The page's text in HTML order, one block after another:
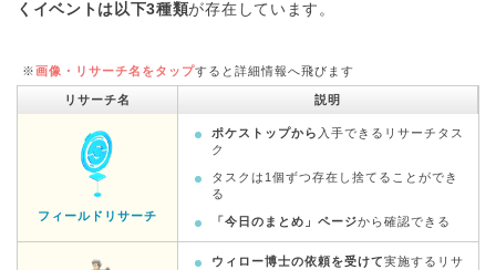
くイベントは以下3種類が存在しています。
※ 画像・リサーチ名をタップすると詳細情報へ飛びます
リサーチ名 説明
フィールドリサーチ
ポケストップから 入手できるリサーチタス
ク
タスクは1個ずつ存在し捨てることができ
る
「今日のまとめ」ページから確認できる
ウィロー博士の依頼を受けて実施するリサ